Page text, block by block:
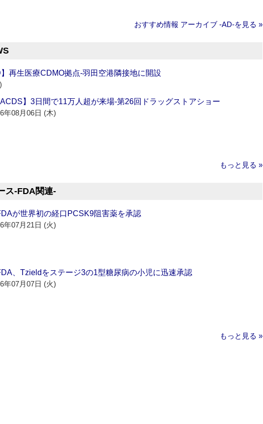
おすすめ情報 アーカイブ ‐AD‐を見る »
】再生医療CDMO拠点‐羽田空港隣接地に開設
】3日間で11万人超が来場‐第26回ドラッグストアショー
年08月06日 (木)
もっと見る »
ス‐FDA関連‐
が世界初の経口PCSK9阻害薬を承認
年07月21日 (火)
、Tzieldをステージ3の1型糖尿病の小児に迅速承認
年07月07日 (火)
もっと見る »